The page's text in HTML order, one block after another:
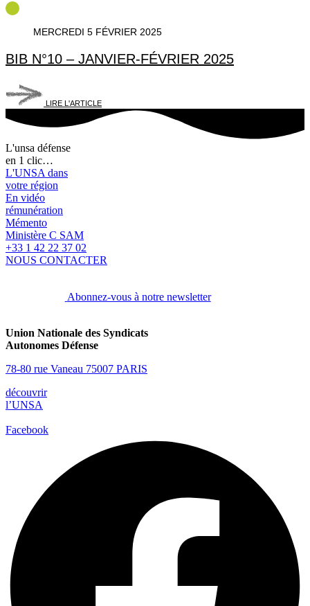
MERCREDI 5 FÉVRIER 2025
BIB N°10 – JANVIER-FÉVRIER 2025
LIRE L'ARTICLE
L'unsa défense
en 1 clic…
L'UNSA dans
votre région
En vidéo
rémunération
Mémento
Ministère C SAM
+33 1 42 22 37 02
NOUS CONTACTER
Abonnez-vous à notre newsletter
Union Nationale des Syndicats
Autonomes Défense
78-80 rue Vaneau 75007 PARIS
découvrir
l’UNSA
Facebook